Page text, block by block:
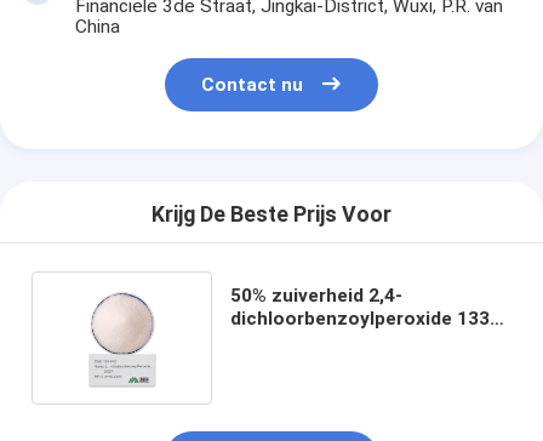
Financiële 3de Straat, Jingkai-District, Wuxi, P.R. van
China
Contact nu
Krijg De Beste Prijs Voor
50% zuiverheid 2,4-
dichloorbenzoylperoxide 133